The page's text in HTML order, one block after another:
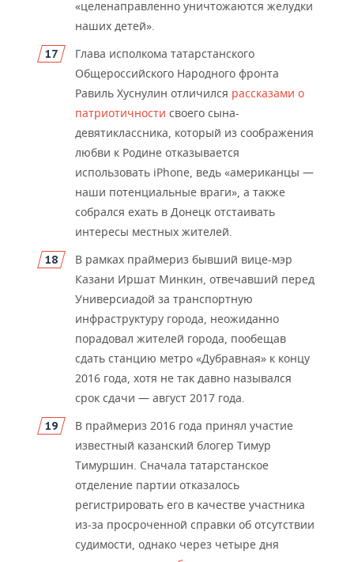
«целенаправленно уничтожаются желудки
наших детей».
Глава исполкома татарстанского
Общероссийского Народного фронта
Равиль Хуснулин отличился рассказами о
патриотичности своего сына-
девятиклассника, который из соображения
любви к Родине отказывается
использовать iPhone, ведь «американцы —
наши потенциальные враги», а также
собрался ехать в Донецк отстаивать
интересы местных жителей.
В рамках праймериз бывший вице-мэр
Казани Иршат Минкин, отвечавший перед
Универсиадой за транспортную
инфраструктуру города, неожиданно
порадовал жителей города, пообещав
сдать станцию метро «Дубравная» к концу
2016 года, хотя не так давно назывался
срок сдачи — август 2017 года.
В праймериз 2016 года принял участие
известный казанский блогер Тимур
Тимуршин. Сначала татарстанское
отделение партии отказалось
регистрировать его в качестве участника
из-за просроченной справки об отсутствии
судимости, однако через четыре дня